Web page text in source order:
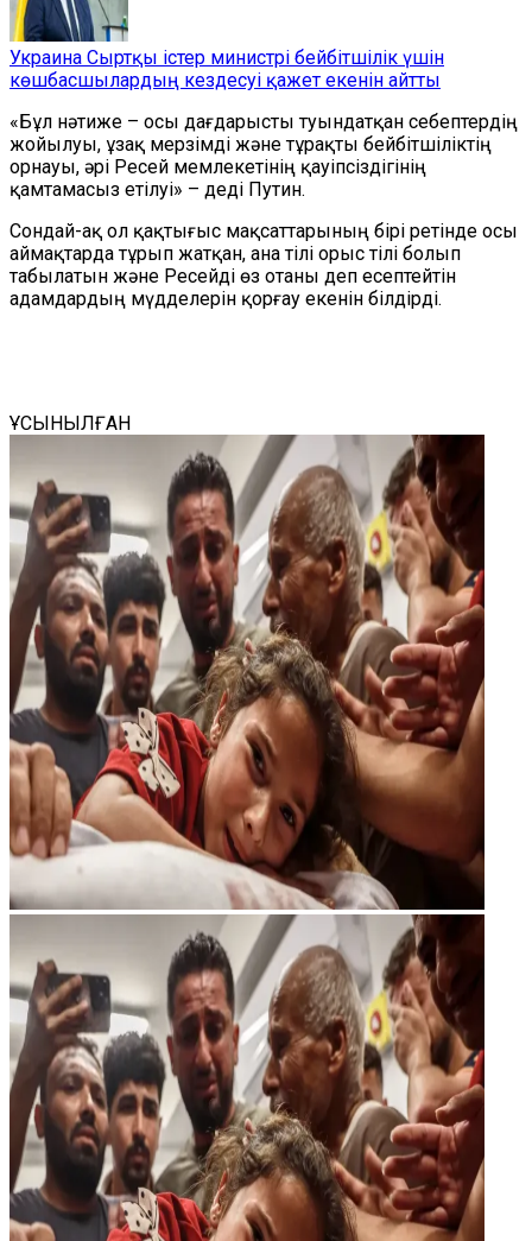
Украина Сыртқы істер министрі бейбітшілік үшін
көшбасшылардың кездесуі қажет екенін айтты
«Бұл нәтиже – осы дағдарысты туындатқан себептердің
жойылуы, ұзақ мерзімді және тұрақты бейбітшіліктің
орнауы, әрі Ресей мемлекетінің қауіпсіздігінің
қамтамасыз етілуі» – деді Путин.
Сондай-ақ ол қақтығыс мақсаттарының бірі ретінде осы
аймақтарда тұрып жатқан, ана тілі орыс тілі болып
табылатын және Ресейді өз отаны деп есептейтін
адамдардың мүдделерін қорғау екенін білдірді.
ҰСЫНЫЛҒАН